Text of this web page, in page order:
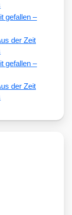
gefallen –
der Zeit
gefallen –
der Zeit